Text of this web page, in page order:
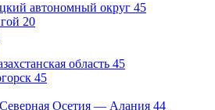
автономный округ 45
20
область 45
45
Осетия — Алания 44